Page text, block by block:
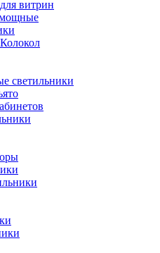
витрин
светильники